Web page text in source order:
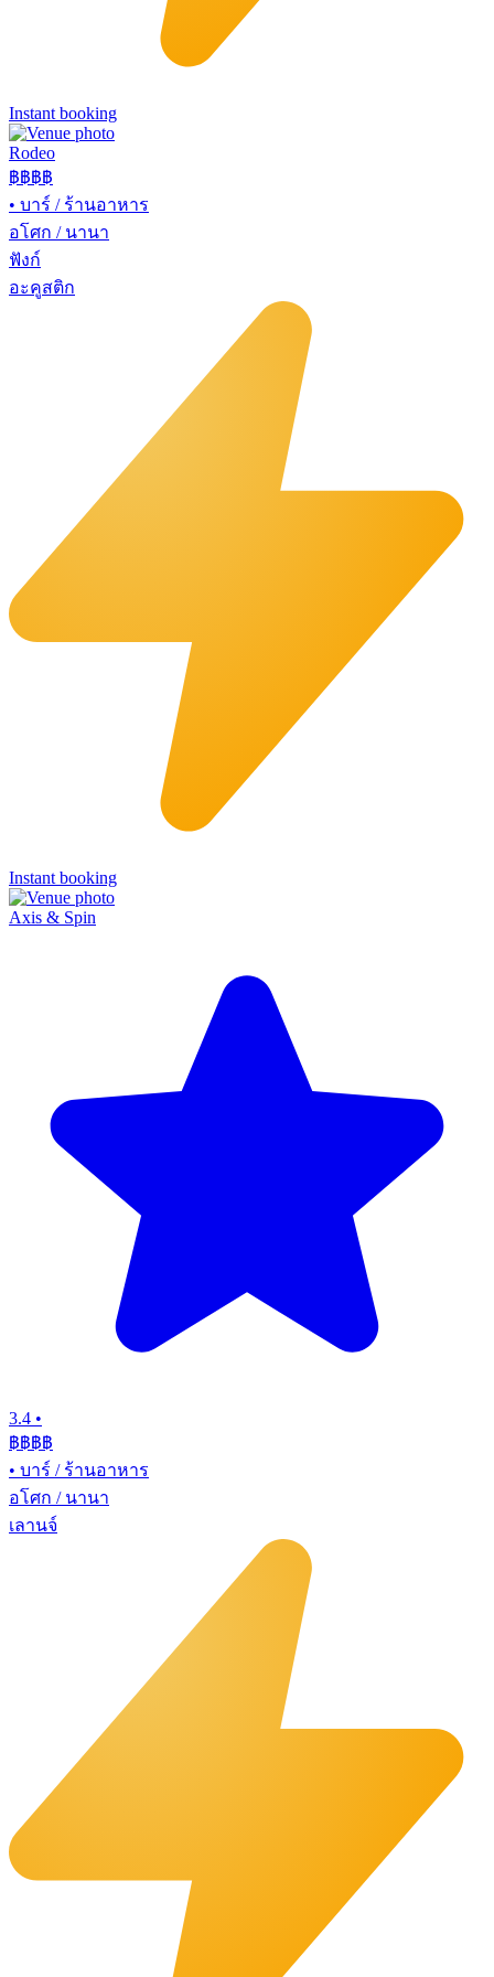
Instant booking
Rodeo
฿฿฿฿
• บาร์ / ร้านอาหาร
อโศก / นานา
ฟังก์
อะคูสติก
Instant booking
Axis & Spin
3.4 •
฿฿฿฿
• บาร์ / ร้านอาหาร
อโศก / นานา
เลานจ์